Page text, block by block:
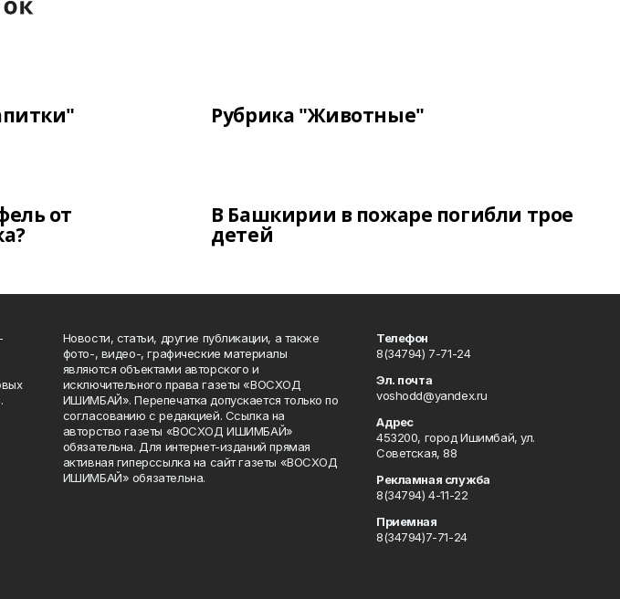
Рубрика "Животные"
от В Башкирии в пожаре погибли трое
детей
Новости, статьи, другие публикации, а также
фото-, видео-, графические материалы
являются объектами авторского и
исключительного права газеты «ВОСХОД
ИШИМБАЙ». Перепечатка допускается только по
согласованию с редакцией. Ссылка на
авторство газеты «ВОСХОД ИШИМБАЙ»
обязательна. Для интернет-изданий прямая
активная гиперссылка на сайт газеты «ВОСХОД
ИШИМБАЙ» обязательна.
Телефон
8(34794) 7-71-24
Эл. почта
voshodd@yandex.ru
Адрес
453200, город Ишимбай, ул.
Советская, 88
Рекламная служба
8(34794) 4-11-22
Приемная
8(34794)7-71-24